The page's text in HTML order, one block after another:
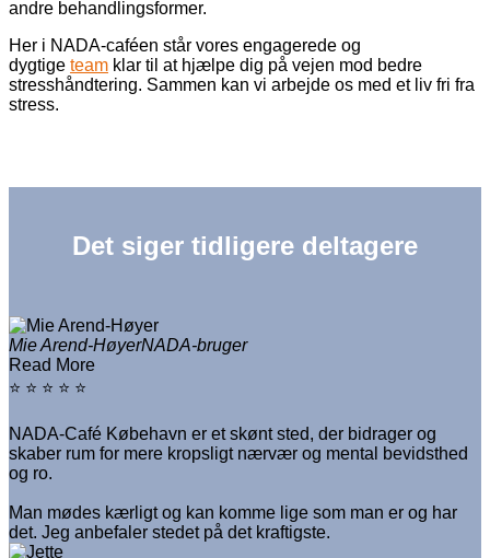
andre behandlingsformer.
Her i NADA-caféen står vores engagerede og
dygtige team klar til at hjælpe dig på vejen mod bedre
stresshåndtering. Sammen kan vi arbejde os med et liv fri fra
stress.
Det siger tidligere deltagere
Mie Arend-HøyerNADA-bruger
Read More
⭐ ⭐ ⭐ ⭐ ⭐
NADA-Café Købehavn er et skønt sted, der bidrager og
skaber rum for mere kropsligt nærvær og mental bevidsthed
og ro.
Man mødes kærligt og kan komme lige som man er og har
det. Jeg anbefaler stedet på det kraftigste.